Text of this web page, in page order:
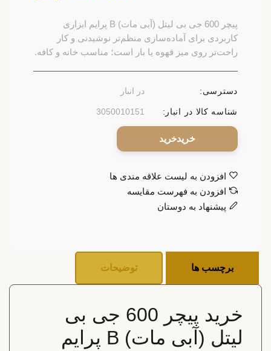
پیچر 600 جی بی لیتل (آبی مات) B پرایم ابزاری
کاربردی برای آماده‌سازی منظم‌تر نوشیدنی و کار
راحت‌تر روی میز قهوه یا بار است؛ مناسب خانه و کافه.
دسترسی: در انبار
شناسه کالا در انبار: 3050010151
خرید
افزودن به لیست علاقه مندی ها
افزودن به فهرست مقایسه
پیشنهاد به دوستان
توضیحات برچسب ها
خرید پیچر 600 جی بی
لیتل (آبی مات) B پرایم